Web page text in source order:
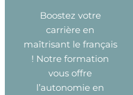
Boostez votre
carrière en
maîtrisant le français
! Notre formation
vous offre
l’autonomie en